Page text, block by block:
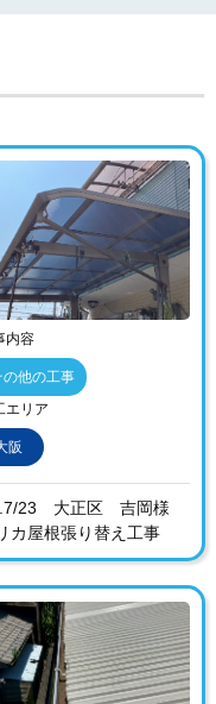
内容
の他の工事
エリア
阪
23 大正区 吉岡様
カ屋根張り替え工事